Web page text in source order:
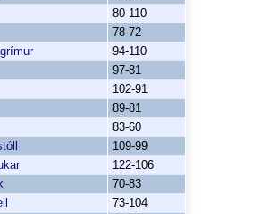
80-110
78-72
94-110
97-81
102-91
89-81
83-60
109-99
122-106
70-83
73-104